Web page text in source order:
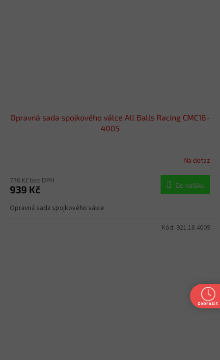
Opravná sada spojkového válce All Balls Racing CMC18-
4005
Na dotaz
776 Kč bez DPH
939 Kč Do košíku
Opravná sada spojkového válce
Kód: 921.18.4009
Zobrazit